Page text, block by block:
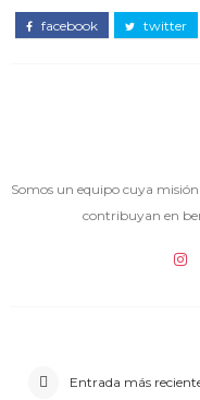
facebook twitter
Somos un equipo cuya
contribuyan en
Entrada más